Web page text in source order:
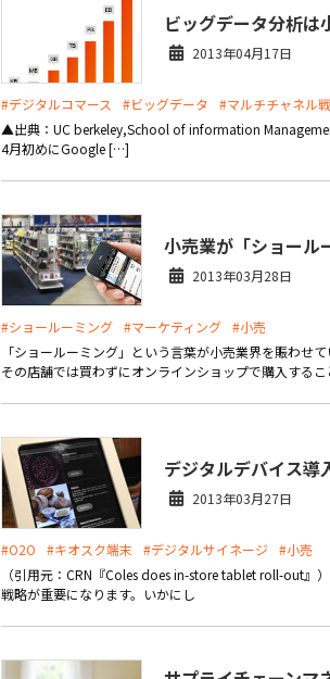
ビッグデータ分析は
2013年04月17日
#デジタルコマース #ビッグデータ #マルチチャネル
▲出典：UC berkeley,School of information
4月初めにGoogle […]
小売業が「ショール
2013年03月28日
#ショールーミング #マーケティング #小売
「ショールーミング」という言葉が小売業界を賑わせ
その店舗では買わずにオンラインショップで購入する
デジタルデバイス導
2013年03月27日
#O2O #キオスク端末 #デジタルサイネージ
#小売
（引用元：CRN『Coles does in-store tablet roll-out』
戦略が重要になります。いかにし